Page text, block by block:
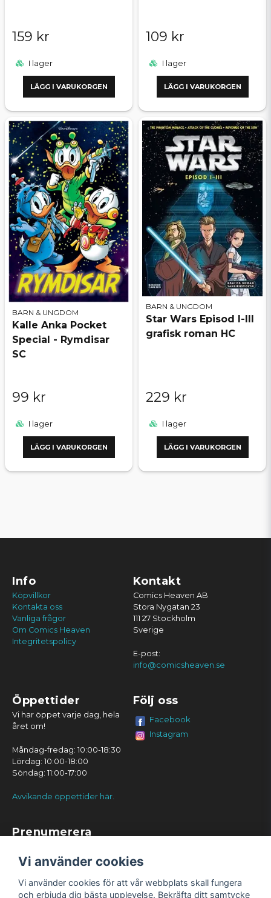
159 kr
I lager
LÄGG I VARUKORGEN
109 kr
I lager
LÄGG I VARUKORGEN
BARN & UNGDOM
Kalle Anka Pocket
Special - Rymdisar
SC
99 kr
I lager
LÄGG I VARUKORGEN
BARN & UNGDOM
Star Wars Episod I-III
grafisk roman HC
229 kr
I lager
LÄGG I VARUKORGEN
Info
Köpvillkor
Kontakta oss
Vanliga frågor
Om Comics Heaven
Integritetspolicy
Kontakt
Comics Heaven AB
Stora Nygatan 23
111 27 Stockholm
Sverige
E-post:
info@comicsheaven.se
Öppettider
Vi har öppet varje dag, hela
året om!
Måndag-fredag: 10:00-18:30
Lördag: 10:00-18:00
Söndag: 11:00-17:00
Avvikande öppettider här.
Följ oss
Facebook
Instagram
Prenumerera
Vi använder cookies
Vi använder cookies för att vår webbplats skall fungera
och erbjuda dig bästa upplevelse. Bekräfta ditt samtycke